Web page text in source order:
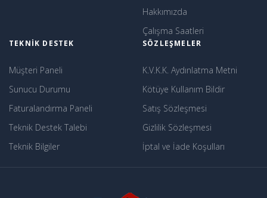
Hakkımızda
Çalışma Saatleri
TEKNIK DESTEK
Müşteri Paneli
Sunucu Durumu
Faturalandırma Paneli
Teknik Destek Talebi
Teknik Bilgiler
SÖZLEŞMELER
K.V.K.K. Aydınlatma Metni
Kötüye Kullanım Bildir
Satış Sözleşmesi
Gizlilik Sözleşmesi
İptal ve İade Koşulları